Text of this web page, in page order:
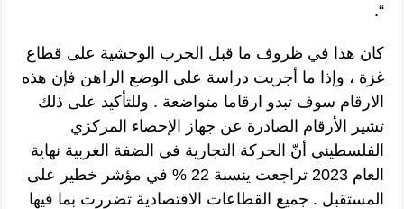
“.
كان هذا في ظروف ما قبل الحرب الوحشية على قطاع
غزة ، وإذا ما أجريت دراسة على الوضع الراهن فإن هذه
الارقام سوف تبدو ارقاما متواضعة . وللتأكيد على ذلك
تشير الأرقام الصادرة عن جهاز الإحصاء المركزي
الفلسطيني أنّ الحركة التجارية في الضفة الغربية نهاية
العام 2023 تراجعت ينسبة 22 % في مؤشر خطير على
المستقبل . جميع القطاعات الاقتصادية تضررت بما فيها